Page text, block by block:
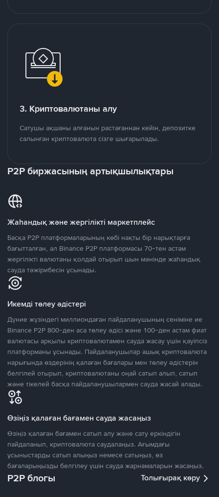
3. Криптовалютаны алу
Сатушы ақшаны алғанын растағаннан кейін, депозитке
салынған криптовалюта сізге шығарылады.
P2P биржасының артықшылықтары
Жаһандық және жергілікті маркетплейс
Басқа P2P платформаларының көбі нақты бір нарықтарға
бағытталған, ал Binance P2P платформасы 70-тен астам
жергілікті валютаны қолдай отырып шын мәнінде жаһандық
сауда тәжірибесін ұсынады.
Икемді төлеу әдістері
Дүние жүзіндегі миллиондаған пайдаланушының сеніміне ие
Binance P2P 800-ден аса төлеу әдісі және 100-ден астам фиат
валютасы арқылы криптовалютамен сауда жасау үшін қауіпсіз
платформаны ұсынады. Пайдаланушылар ашық криптовалюта
нарығында өздерінің қалаған бағалары мен төлеу әдістерін
белгілей отырып, криптовалютаны оңай сатып алып, сатып
және тікелей басқа пайдаланушылармен сауда жасай алады.
Өзіңіз қалаған бағамен сауда жасаңыз
Өзіңіз қалаған бағамен сатып алу және сату еркіндігін
пайдаланып, криптовалюта саудалаңыз. Ағымдағы
ұсыныстарды сатып алыңыз немесе сатыңыз, өз
бағаларыңызды белгілеу үшін сауда жарнамаларын жасаңыз.
P2P блогы Толығырақ көру